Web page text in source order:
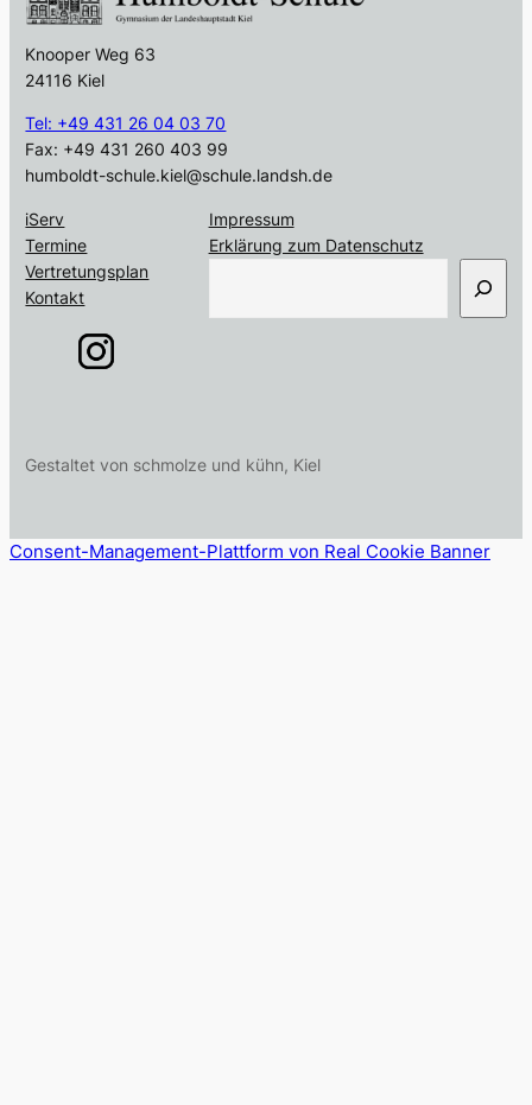
Knooper Weg 63
24116 Kiel
Tel: +49 431 26 04 03 70
Fax: +49 431 260 403 99
humboldt-schule.kiel@schule.landsh.de
iServ
Termine
Vertretungsplan
Kontakt
Impressum
Erklärung zum Datenschutz
c
Gestaltet von schmolze und kühn, Kiel
Consent-Management-Plattform von Real Cookie Banner